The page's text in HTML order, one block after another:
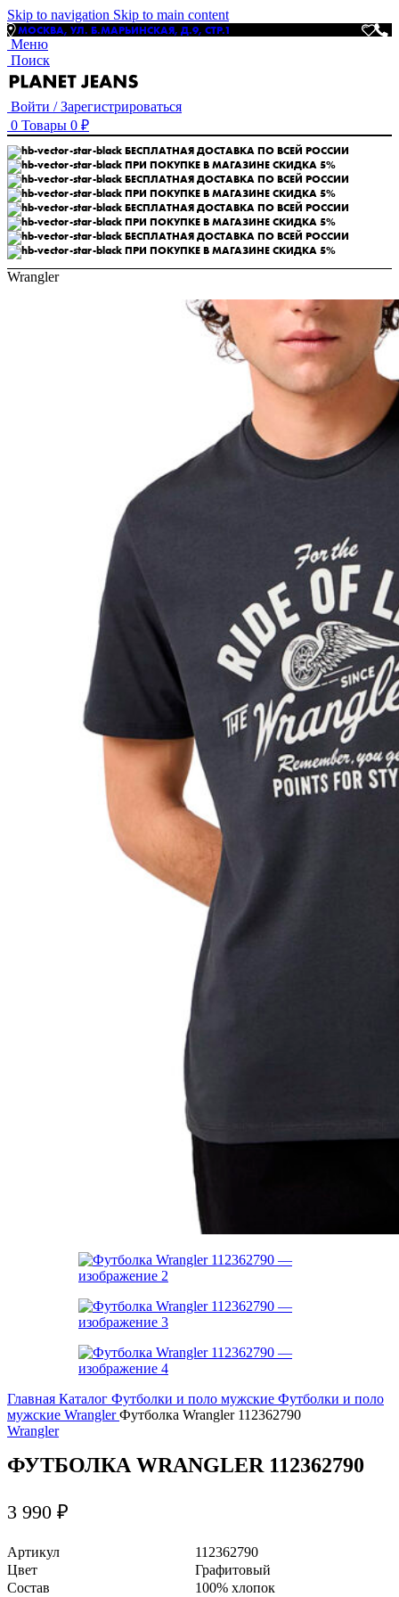
Skip to navigation Skip to main content
МОСКВА, УЛ. Б.МАРЬИНСКАЯ, Д.9, СТР.1
Меню
Поиск
Войти / Зарегистрироваться
0 Товары 0 ₽
БЕСПЛАТНАЯ ДОСТАВКА ПО ВСЕЙ РОССИИ
ПРИ ПОКУПКЕ В МАГАЗИНЕ СКИДКА 5%
БЕСПЛАТНАЯ ДОСТАВКА ПО ВСЕЙ РОССИИ
ПРИ ПОКУПКЕ В МАГАЗИНЕ СКИДКА 5%
БЕСПЛАТНАЯ ДОСТАВКА ПО ВСЕЙ РОССИИ
ПРИ ПОКУПКЕ В МАГАЗИНЕ СКИДКА 5%
БЕСПЛАТНАЯ ДОСТАВКА ПО ВСЕЙ РОССИИ
ПРИ ПОКУПКЕ В МАГАЗИНЕ СКИДКА 5%
Wrangler
Главная Каталог Футболки и поло мужские Футболки и поло
мужские WranglerФутболка Wrangler 112362790
Wrangler
ФУТБОЛКА WRANGLER 112362790
3 990 ₽
Артикул
112362790
Цвет
Графитовый
Состав
100% хлопок